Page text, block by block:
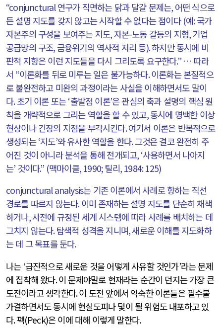
“conjunctural연구가 직면하는 닭과 달걀 문제는, 어떤 식으로
든 설명 지도를 갖지 않고는 시작할 수 없다는 점이다 (예:국가
자본주의 구성을 보여주는 지도,자본-노동 갈등의 지형,기업
공급망의 구조,금융위기의 역사적 지리 등).하지만 동시에 비
판적 지향은 이런 지도들을 다시 그리도록 요구한다.” … 따라
서 “이론화를 뒤로 미루는 일은 불가능하다.이론화는 본질적으
로 불완전하고 미완의 과정이라는 사실을 이해하면서도 말이
다.초기 이론 또는‘출발점 이론’은 관심의 축과 설명의 핵심 원
칙을 개략적으로 그리는 역할을 할 수 있고,동시에 명백한 이상
현상이나 긴장의 지점을 부각시킨다.여기서 이론은 반복적으로
생성되는‘지도’와 유사한 역할을 한다.그것은 결코 완전히 주
어진 것이 아니라 분석을 통해 전개되고, ‘사용하면서 나아지
는’ 것이다.” (맥마이클, 1990; 틸리, 1984: 125)
conjunctural analysis는 기존 이론에서 사례로 향하는 직선
경로를 따르지 않는다.이미 존재하는 설명 지도를 단순히 채색
하거나,사전에 규정된 세계 시스템에 따라 사례를 배치하는 데
그치지 않는다.탐색적 성격을 지니며,새로운 이해를 지도화하
는 데 그 목표를 둔다.
나는 ‘급진적으로 새로운 것을 어떻게 사유할 것인가’라는 문제
에 집착해 왔다.이 문제야말로 현재라는 순간이 던지는 가장 큰
도전이라고 생각한다.이 도전 앞에서 익숙한 이론들은 필수불
가결하면서도 동시에 현실도피나 덫이 될 위험도 내포하고 있
다.펙(Peck)은 이에 대해 이렇게 말한다.